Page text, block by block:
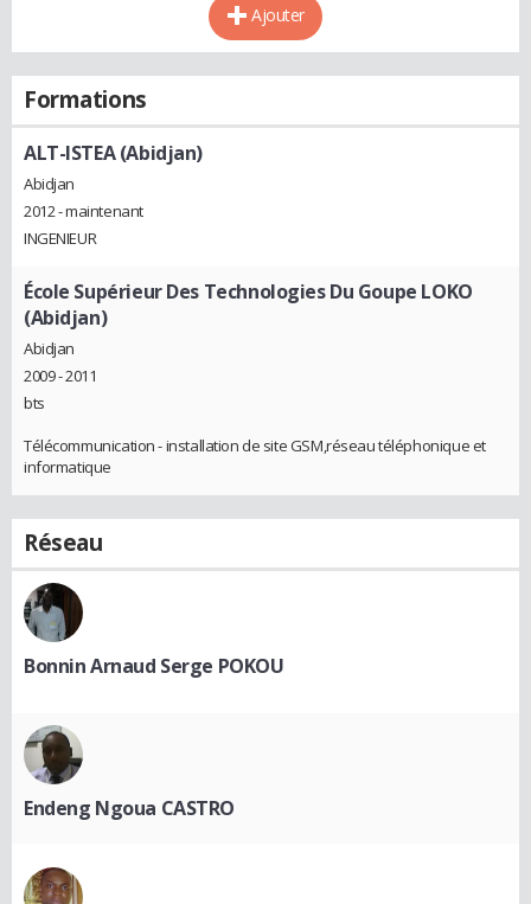
Ajouter
Formations
ALT-ISTEA (Abidjan)
Abidjan
2012 - maintenant
INGENIEUR
École Supérieur Des Technologies Du Goupe LOKO
(Abidjan)
Abidjan
2009 - 2011
bts
Télécommunication - installation de site GSM,réseau téléphonique et
informatique
Réseau
Bonnin Arnaud Serge POKOU
Endeng Ngoua CASTRO